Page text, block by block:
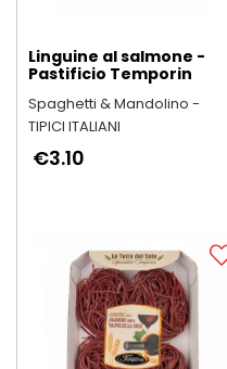
Linguine al salmone -
Pastificio Temporin
Spaghetti & Mandolino -
TIPICI ITALIANI
€3.10